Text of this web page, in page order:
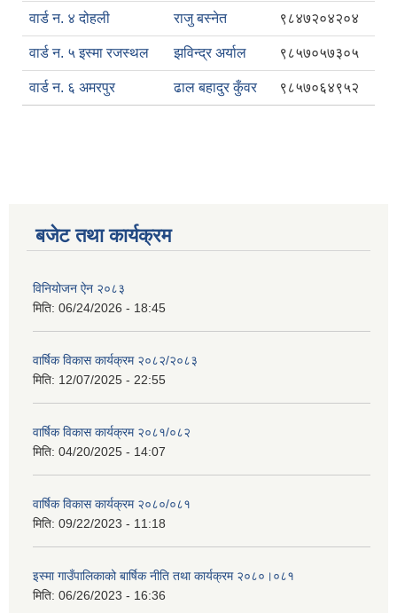
वार्ड न. ४ दोहली राजु बस्नेत ९८४७२०४२०४
वार्ड न. ५ इस्मा रजस्थल झविन्द्र अर्याल ९८५७०५७३०५
वार्ड न. ६ अमरपुर ढाल बहादुर कुँवर ९८५७०६४९५२
बजेट तथा कार्यक्रम
विनियोजन ऐन २०८३
मिति: 06/24/2026 - 18:45
वार्षिक विकास कार्यक्रम २०८२/२०८३
मिति: 12/07/2025 - 22:55
वार्षिक विकास कार्यक्रम २०८१/०८२
मिति: 04/20/2025 - 14:07
वार्षिक विकास कार्यक्रम २०८०/०८१
मिति: 09/22/2023 - 11:18
इस्मा गाउँपालिकाको बार्षिक नीति तथा कार्यक्रम २०८०।०८१
मिति: 06/26/2023 - 16:36